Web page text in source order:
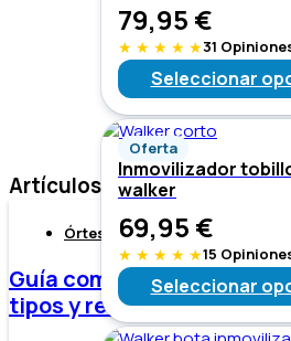
79,95 €
★ ★ ★ ★ ★31
Seleccionar
Oferta
Inmovilizador
walker
69,95 €
★ ★ ★ ★ ★15
Seleccionar
Artículos relacionados
Órtesis
Guía completa sobre la
tipos y recomendaciones